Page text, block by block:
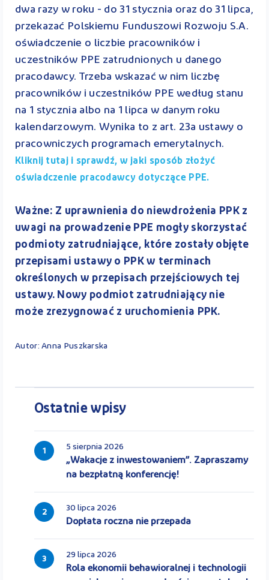
dwa razy w roku - do 31 stycznia oraz do 31 lipca,
przekazać Polskiemu Funduszowi Rozwoju S.A.
oświadczenie o liczbie pracowników i
uczestników PPE zatrudnionych u danego
pracodawcy. Trzeba wskazać w nim liczbę
pracowników i uczestników PPE według stanu
na 1 stycznia albo na 1 lipca w danym roku
kalendarzowym. Wynika to z art. 23a ustawy o
pracowniczych programach emerytalnych.
Kliknij tutaj i sprawdź, w jaki sposób złożyć
oświadczenie pracodawcy dotyczące PPE.
Ważne: Z uprawnienia do niewdrożenia PPK z
uwagi na prowadzenie PPE mogły skorzystać
podmioty zatrudniające, które zostały objęte
przepisami ustawy o PPK w terminach
określonych w przepisach przejściowych tej
ustawy. Nowy podmiot zatrudniający nie
może zrezygnować z uruchomienia PPK.
Autor: Anna Puszkarska
Ostatnie wpisy
1 5 sierpnia 2026
„Wakacje z inwestowaniem”. Zapraszamy
na bezpłatną konferencję!
2 30 lipca 2026
Dopłata roczna nie przepada
3 29 lipca 2026
Rola ekonomii behawioralnej i technologii